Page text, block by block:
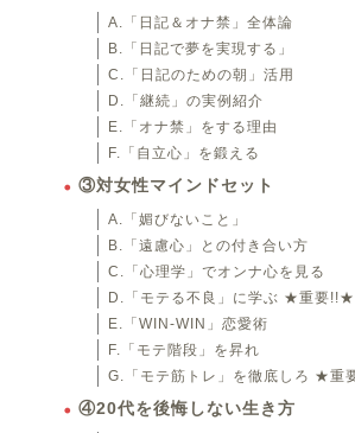
A.「日記＆オナ禁」全体論
B.「日記で夢を実現する」
C.「日記のための朝」活用
D.「継続」の実例紹介
E.「オナ禁」をする理由
F.「自立心」を鍛える
③対女性マインドセット
A.「媚びないこと」
B.「遠慮心」との付き合い方
C.「心理学」でオンナ心を見る
D.「モテる不良」に学ぶ ★重要!!★
E.「WIN-WIN」恋愛術
F.「モテ階段」を昇れ
G.「モテ筋トレ」を徹底しろ ★重
④20代を後悔しない生き方